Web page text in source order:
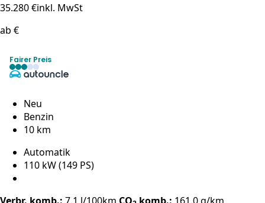
35.280 €inkl. MwSt
ab €
Fairer Preis
Neu
Benzin
10 km
Automatik
110 kW (149 PS)